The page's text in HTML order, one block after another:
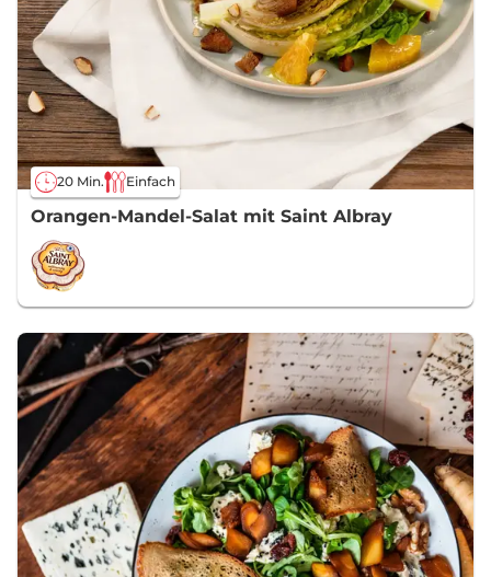
20 Min. Einfach
Orangen-Mandel-Salat mit Saint Albray